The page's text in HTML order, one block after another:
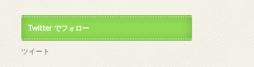
Twitter でフォロー
ツイート